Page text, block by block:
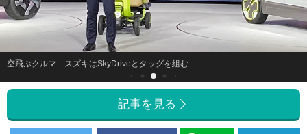
空飛ぶクルマ スズキはSkyDriveとタッグを組む
記事を見る